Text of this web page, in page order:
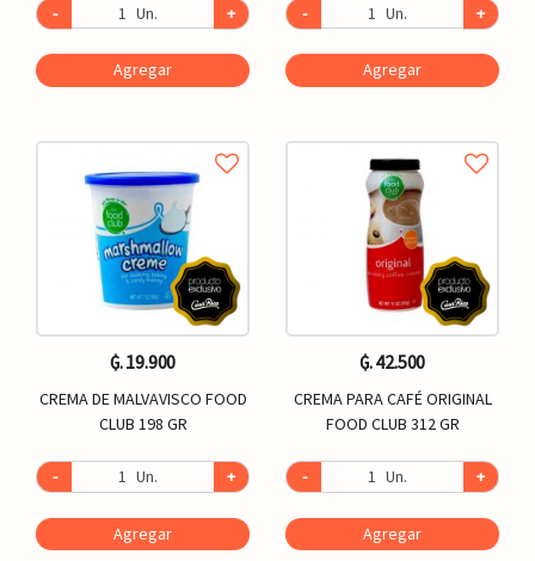
-
Un. +
Agregar
- Un. +
Agregar
₲. 19.900
CREMA DE MALVAVISCO FOOD
CLUB 198 GR
- Un. +
Agregar
₲. 42.500
CREMA PARA CAFÉ ORIGINAL
FOOD CLUB 312 GR
- Un. +
Agregar